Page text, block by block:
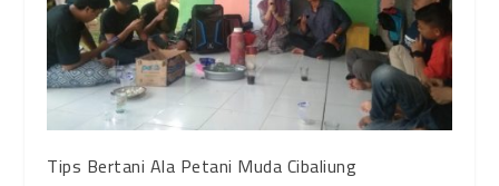
Tips Bertani Ala Petani Muda Cibaliung